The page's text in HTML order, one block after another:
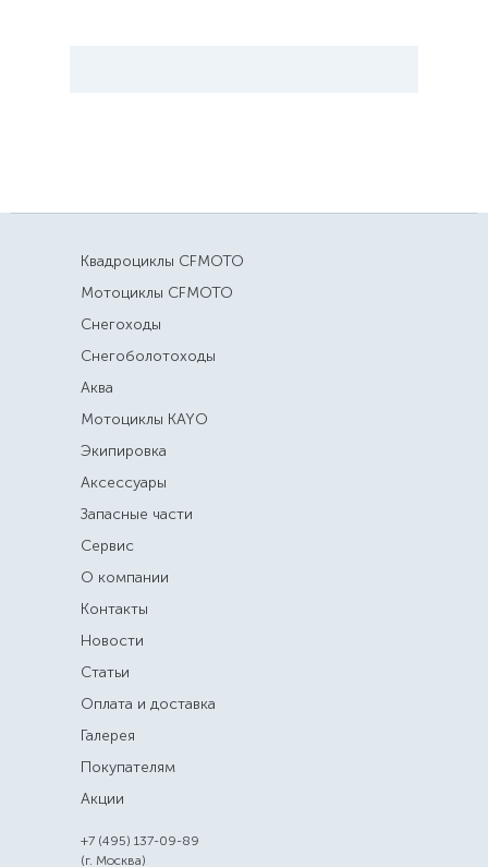
Квадроциклы CFMOTO
Мотоциклы CFMOTO
Снегоходы
Снегоболотоходы
Аква
Мотоциклы KAYO
Экипировка
Аксессуары
Запасные части
Сервис
О компании
Контакты
Новости
Статьи
Оплата и доставка
Галерея
Покупателям
Акции
+7 (495) 137-09-89
(г. Москва)